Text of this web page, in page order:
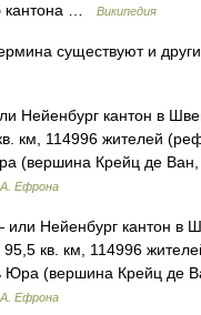
кантона …
Википедия
существуют и
Нейенбург кантон в
км, 114996 жителей
(вершина Крейц де
Ефрона
Нейенбург кантон в
кв. км, 114996
Юра (вершина Крейц
Ефрона